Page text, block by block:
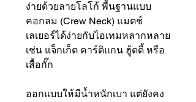
ง่ายด้วยลายโลโก้ พื้นฐานแบบ
คอกลม (Crew Neck) แมตช์
เลเยอร์ได้ง่ายกับไอเทมหลากหลาย
เช่น แจ็กเก็ต คาร์ดิแกน ฮู้ดดี้ หรือ
เสื้อกั๊ก
ออกแบบให้มีน้ำหนักเบา แต่ยังคง